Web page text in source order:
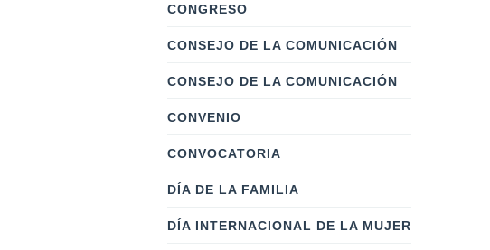
CONGRESO
CONSEJO DE LA COMUNICACIÓN
CONSEJO DE LA COMUNICACIÓN
CONVENIO
CONVOCATORIA
DÍA DE LA FAMILIA
DÍA INTERNACIONAL DE LA MUJER